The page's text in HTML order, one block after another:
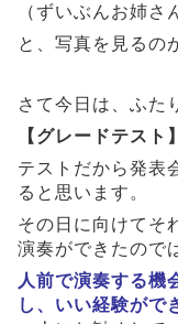
（ずいぶんお姉さ
と、写真を見るの
さて今日は、ふた
【グレードテスト】
テストだから発表
ると思います。
その日に向けてそ
演奏ができたので
人前で演奏する機
し、いい経験がで